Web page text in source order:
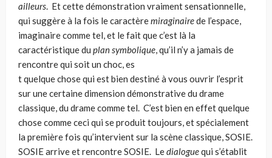
ailleurs. Et cette démonstration vraiment sensationnelle,
qui suggère à la fois le caractèremiraginairede l’espace,
imaginaire comme tel, et le fait que c’est là la
caractéristique du plan symbolique, qu’il n’y a jamais de
rencontre qui soit un choc, es
t quelque chose qui est bien destiné à vous ouvrir l’esprit
sur une certaine dimension démonstrative du drame
classique, du drame comme tel. C’est bien en effet quelque
chose comme ceci qui se produit toujours, et spécialement
la première fois qu’intervient sur la scène classique, SOSIE.
SOSIE arrive et rencontre SOSIE. Ledialoguequi s’établit